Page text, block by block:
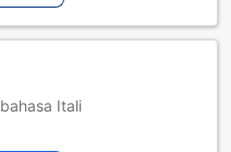
bahasa Itali